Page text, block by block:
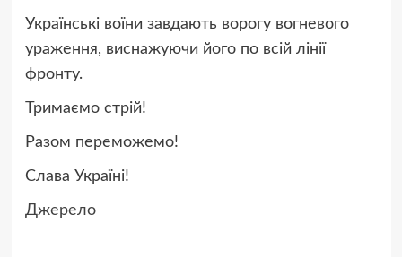
Українські воїни завдають ворогу вогневого
ураження, виснажуючи його по всій лінії
фронту.
Тримаємо стрій!
Разом переможемо!
Слава Україні!
Джерело